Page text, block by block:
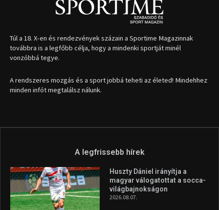
Túl a 18. X-en és rendezvények százain a Sportime Magazinnak
továbbra is a legfőbb célja, hogy a mindenki sportját minél
vonzóbbá tegye.
A rendszeres mozgás és a sport jobbá teheti az életed! Mindehhez
minden infót megtalálsz nálunk.
A legfrissebb hírek
Huszty Dániel irányítja a
magyar válogatottat a socca-
világbajnokságon
2026.08.07.